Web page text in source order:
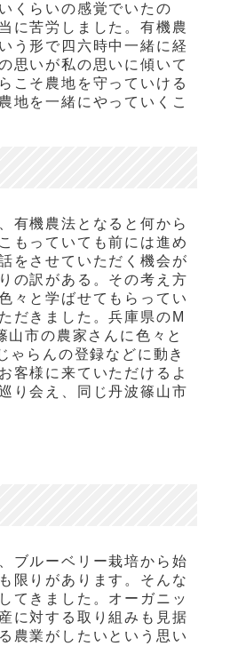
くらいの感覚でいたの
に苦労しました。有機農
う形で四六時中一緒に経
思いが私の思いに傾いて
こそ農地を守っていける
地を一緒にやっていくこ
有機農法となると何から
もっていても前には進め
をさせていただく機会が
の訳がある。その考え方
々と学ばせてもらってい
だきました。兵庫県の M
市の農家さんに色々と
ゃらんの登録などに動き
客様に来ていただけるよ
り会え、同じ丹波篠山市
ブルーベリー栽培から始
限りがあります。そんな
てきました。オーガニッ
に対する取り組みも見据
農業がしたいという思い